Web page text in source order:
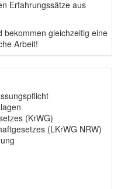
Erfahrungssätze aus
bekommen gleichzeitig eine
Arbeit!
(KrWG)
(LKrWG NRW)